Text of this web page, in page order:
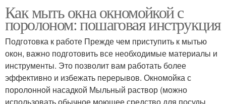
Как мыть окна окномойкой с
поролоном: пошаговая инструкция
Подготовка к работе Прежде чем приступить к мытью
окон, важно подготовить все необходимые материалы и
инструменты. Это позволит вам работать более
эффективно и избежать перерывов. Окномойка с
поролонной насадкой Мыльный раствор (можно
использовать обычное моющее средство для посуды